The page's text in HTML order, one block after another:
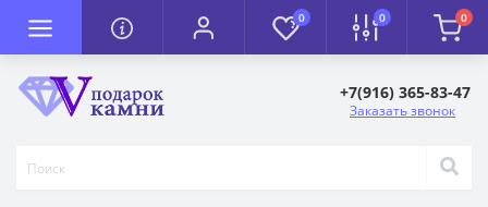
0 0 0
+7(916) 365-83-47
Заказать звонок